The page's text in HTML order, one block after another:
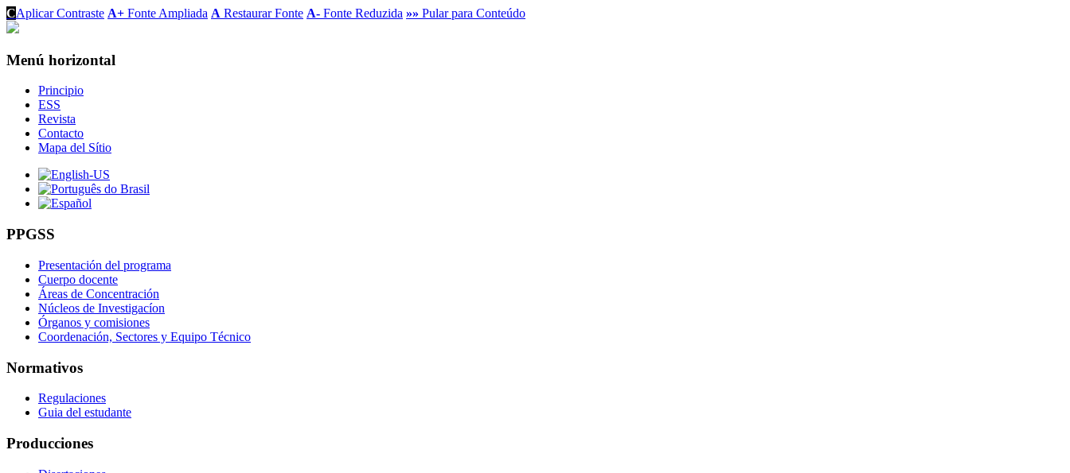
CAplicar Contraste A+ Fonte Ampliada A Restaurar Fonte A- Fonte Reduzida »» Pular para Conteúdo
Menú horizontal
Principio
ESS
Revista
Contacto
Mapa del Sítio
PPGSS
Presentación del programa
Cuerpo docente
Áreas de Concentración
Núcleos de Investigacíon
Órganos y comisiones
Coordenación, Sectores y Equipo Técnico
Normativos
Regulaciones
Guia del estudante
Producciones